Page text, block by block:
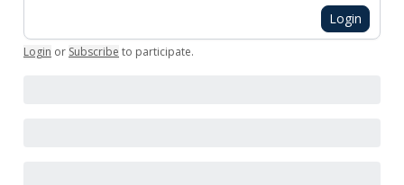
Login
Login or Subscribe to participate.